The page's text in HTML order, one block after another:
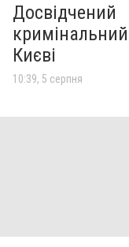
Досвідчений
Києві
10:39, 5 серпня